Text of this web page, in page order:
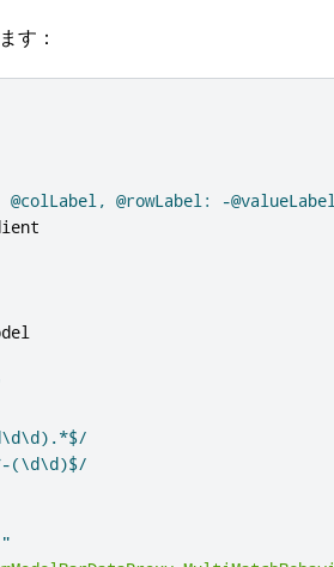
す：
@colLabel, @rowLabel: -
(\d\d)$/